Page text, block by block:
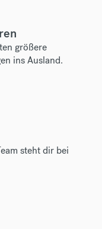
größere
ins Ausland.
steht dir bei